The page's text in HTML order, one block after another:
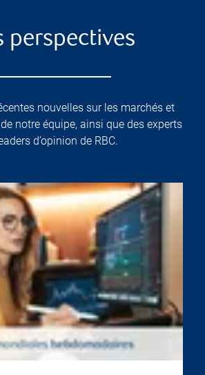
perspectives
nouvelles sur les marchés et
notre équipe, ainsi que des experts
d’opinion de RBC.